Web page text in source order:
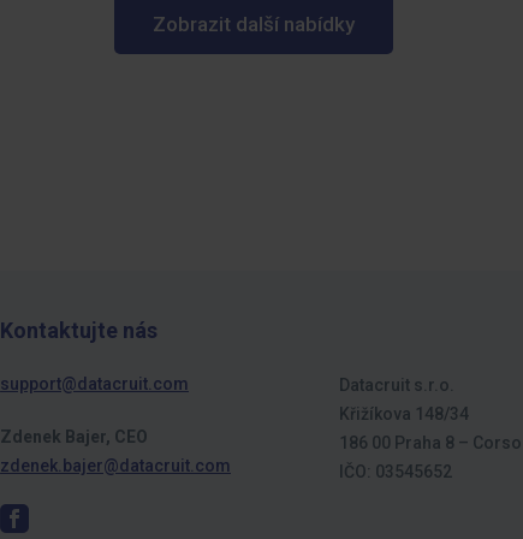
Zobrazit další nabídky
Kontaktujte nás
support@datacruit.com
Zdenek Bajer, CEO
zdenek.bajer@datacruit.com
Datacruit s.r.o.
Křižíkova 148/34
186 00 Praha 8 –
IČO: 03545652